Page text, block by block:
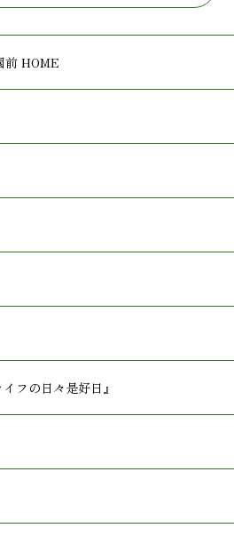
前 HOME
フの日々是好日』